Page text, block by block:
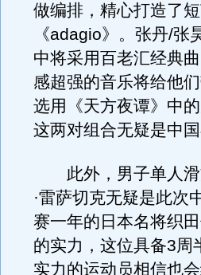
做编排，精心打造了
《adagio》。张丹/
中将采用百老汇经典
感超强的音乐将给他
选用《天方夜谭》中
这两对组合无疑是中
此外，男子单人滑
·雷萨切克无疑是此次
赛一年的日本名将织
的实力，这位具备3周
实力的运动员相信也